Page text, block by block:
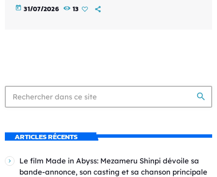
today 31/07/2026 13
search
ARTICLES RÉCENTS
Le film Made in Abyss: Mezameru Shinpi dévoile sa
bande-annonce, son casting et sa chanson principale